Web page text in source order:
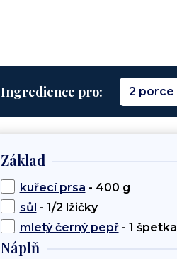
Ingredience pro: 2 porce
Základ
kuřecí prsa - 400 g
sůl - 1/2 lžičky
mletý černý pepř- 1 špetka
Náplň